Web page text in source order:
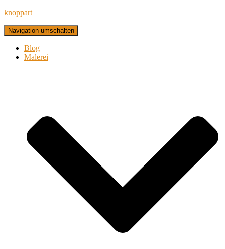
knoppart
Navigation umschalten
Blog
Malerei